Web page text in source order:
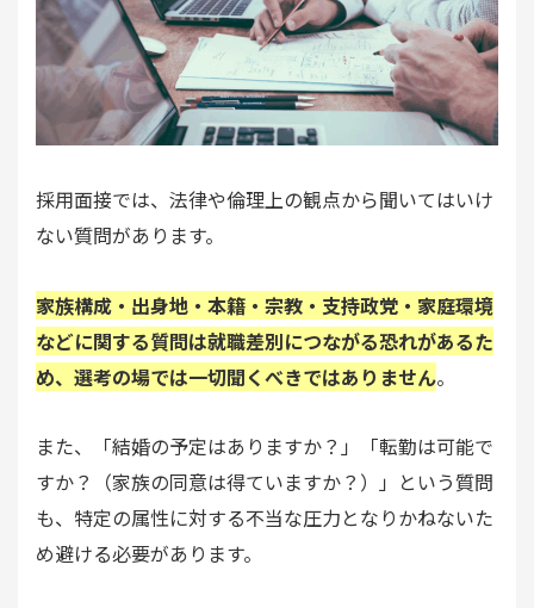
採用面接では、法律や倫理上の観点から聞いてはいけ
ない質問があります。
家族構成・出身地・本籍・宗教・支持政党・家庭環境
などに関する質問は就職差別につながる恐れがあるた
め、選考の場では一切聞くべきではありません。
また、「結婚の予定はありますか？」「転勤は可能で
すか？（家族の同意は得ていますか？）」という質問
も、特定の属性に対する不当な圧力となりかねないた
め避ける必要があります。